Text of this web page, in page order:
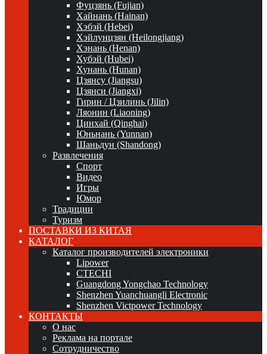
Фуцзянь (Fujian)
Хайнань (Hainan)
Хэбэй (Hebei)
Хэйлунцзян (Heilongjiang)
Хэнань (Henan)
Хубэй (Hubei)
Хунань (Hunan)
Цзянсу (Jiangsu)
Цзянси (Jiangxi)
Гирин / Цзилинь (Jilin)
Ляонин (Liaoning)
Цинхай (Qinghai)
Юньнань (Yunnan)
Шаньдун (Shandong)
Развлечения
Спорт
Видео
Игры
Юмор
Традиции
Туризм
ПОСТАВКИ ИЗ КИТАЯ
КАТАЛОГ
Каталог производителей электроники
Lipower
CTECHI
Guangdong Yongchao Technology
Shenzhen Yuanchuangli Electronic
Shenzhen Victpower Technology
КОНТАКТЫ
О нас
Реклама на портале
Сотрудничество